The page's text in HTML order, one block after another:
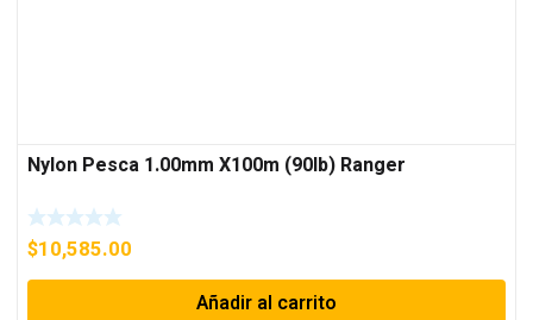
Nylon Pesca 1.00mm X100m (90lb) Ranger
$10,585.00
Añadir al carrito